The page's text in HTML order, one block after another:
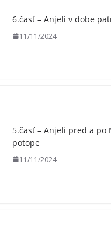
6.časť – Anjeli v dobe
11/11/2024
5.časť – Anjeli pred a po
potope
11/11/2024